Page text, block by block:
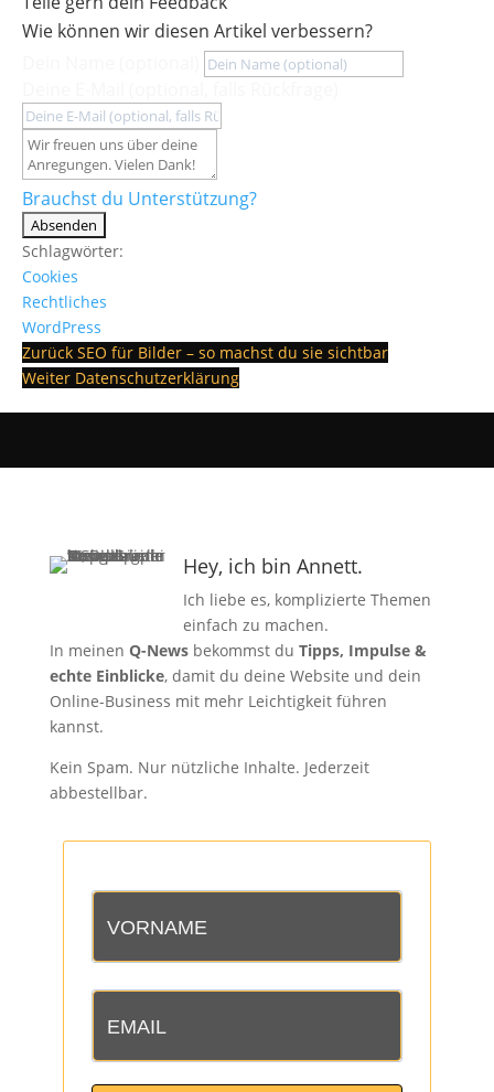
Wie können wir diesen Artikel verbessern?
Brauchst du Unterstützung?
Absenden
Schlagwörter:
Cookies
Rechtliches
WordPress
Zurück SEO für Bilder – so machst du sie sichtbar
Weiter Datenschutzerklärung
Hey, ich bin Annett.
Ich liebe es, komplizierte Themen
einfach zu machen.
In meinen Q-Newsbekommst du Tipps, Impulse &
echte Einblicke, damit du deine Website und dein
Online-Business mit mehr Leichtigkeit führen
kannst.
Kein Spam. Nur nützliche Inhalte. Jederzeit
abbestellbar.